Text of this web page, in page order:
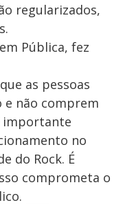
regularizados,
Pública, fez
as pessoas
não comprem
importante
no
do Rock. É
comprometa o